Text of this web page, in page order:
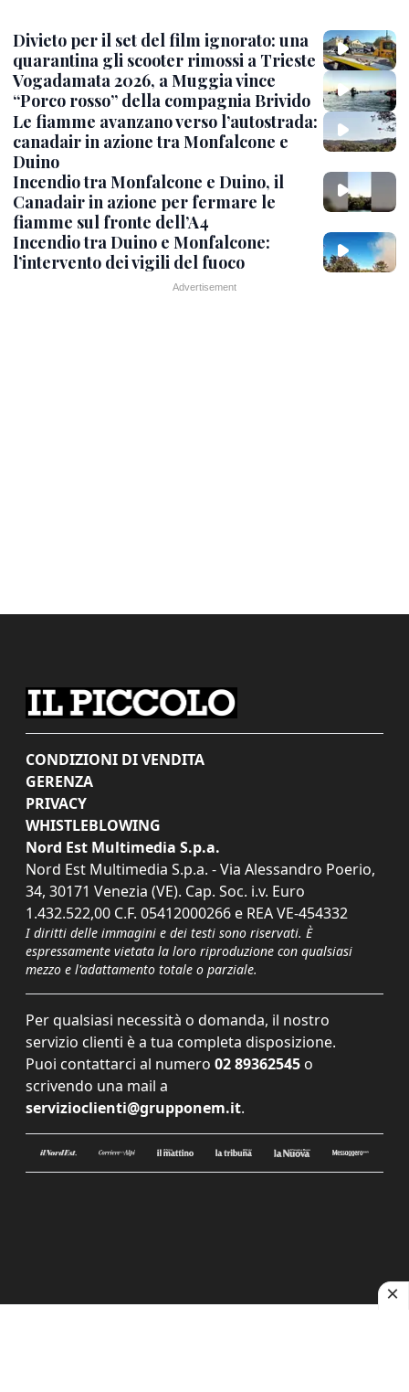
Divieto per il set del film ignorato: una
quarantina gli scooter rimossi a Trieste
Vogadamata 2026, a Muggia vince
“Porco rosso” della compagnia Brivido
Le fiamme avanzano verso l’autostrada:
canadair in azione tra Monfalcone e
Duino
Incendio tra Monfalcone e Duino, il
Canadair in azione per fermare le
fiamme sul fronte dell’A4
Incendio tra Duino e Monfalcone:
l’intervento dei vigili del fuoco
CONDIZIONI DI VENDITA
GERENZA
PRIVACY
WHISTLEBLOWING
Nord Est Multimedia S.p.a.
Nord Est Multimedia S.p.a. - Via Alessandro Poerio,
34, 30171 Venezia (VE). Cap. Soc. i.v. Euro
1.432.522,00 C.F. 05412000266 e REA VE-454332
I diritti delle immagini e dei testi sono riservati. È
espressamente vietata la loro riproduzione con qualsiasi
mezzo e l'adattamento totale o parziale.
Per qualsiasi necessità o domanda, il nostro
servizio clienti è a tua completa disposizione.
Puoi contattarci al numero 02 89362545 o
scrivendo una mail a
servizioclienti@grupponem.it.